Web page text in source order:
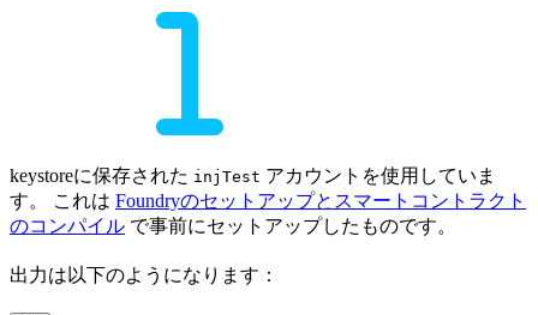
keystoreに保存された injTest アカウントを使用していま
す。 これは Foundryのセットアップとスマートコントラクト
のコンパイル で事前にセットアップしたものです。
出力は以下のようになります：